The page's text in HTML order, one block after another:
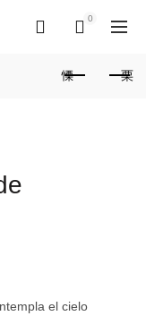
0
el cielo